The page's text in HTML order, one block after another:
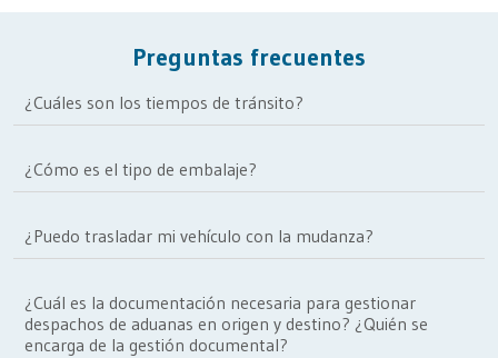
Preguntas frecuentes
¿Cuáles son los tiempos de tránsito?
¿Cómo es el tipo de embalaje?
¿Puedo trasladar mi vehículo con la mudanza?
¿Cuál es la documentación necesaria para gestionar
despachos de aduanas en origen y destino? ¿Quién se
encarga de la gestión documental?